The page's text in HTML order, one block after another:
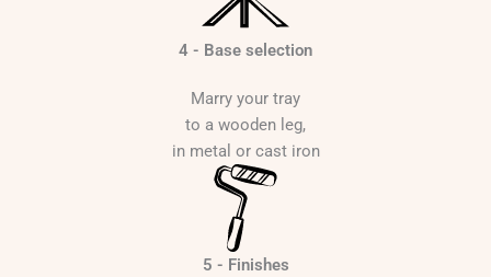
4 - Base selection
Marry your tray
to a wooden leg,
in metal or cast iron
5 - Finishes